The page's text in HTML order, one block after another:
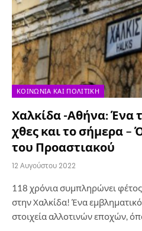
ΚΟΙΝΩΝΊΑ ΚΑΙ ΠΟΛΙΤΙΚΉ
Χαλκίδα -Αθήνα: Ένα
χθες και το σήμερα –
του Προαστιακού
12 Αυγούστου 2022
118 χρόνια συμπληρώνει
στην Χαλκίδα! Ένα
στοιχεία αλλοτινών εποχών,